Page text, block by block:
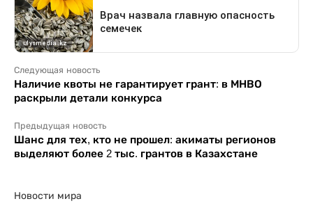
Следующая новость
Наличие квоты не гарантирует грант: в МНВО
раскрыли детали конкурса
Предыдущая новость
Шанс для тех, кто не прошел: акиматы регионов
выделяют более 2 тыс. грантов в Казахстане
Новости мира